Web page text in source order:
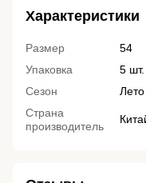
Характеристики
Размер
54
Упаковка
5 шт.
Сезон
Лето
Страна
производитель